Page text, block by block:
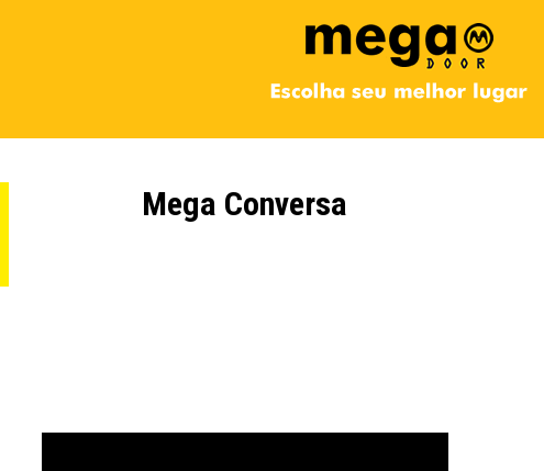
Mega Conversa